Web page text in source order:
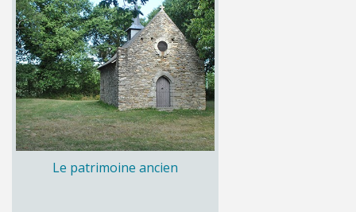
Le patrimoine ancien